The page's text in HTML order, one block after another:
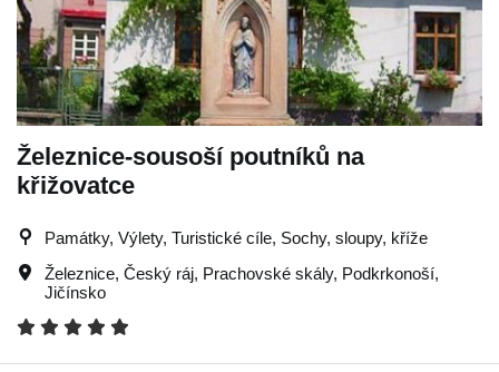
Železnice-sousoší poutníků na
křižovatce
Památky, Výlety, Turistické cíle, Sochy, sloupy, kříže
Železnice, Český ráj, Prachovské skály, Podkrkonoší,
Jičínsko